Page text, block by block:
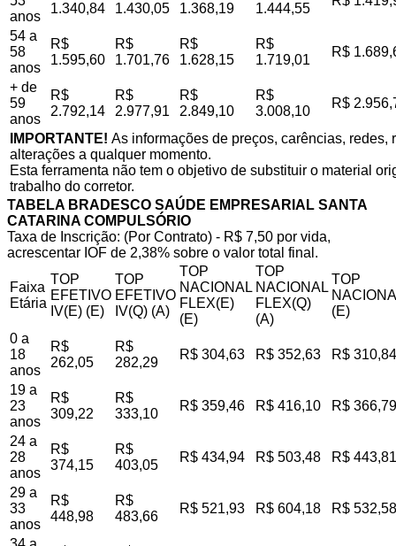
anos
1.340,84
1.430,05
1.368,19
1.444,55
54 a
58
anos
R$
1.595,60
R$
1.701,76
R$
1.628,15
R$
1.719,01
R$
+ de
59
anos
R$
2.792,14
R$
2.977,91
R$
2.849,10
R$
3.008,10
R$
IMPORTANTE! As informações de preços, carências,
alterações a qualquer momento.
Esta ferramenta não tem o objetivo de substituir o material
trabalho do corretor.
TABELA BRADESCO SAÚDE EMPRESARIAL SANTA
CATARINA COMPULSÓRIO
Taxa de Inscrição: (Por Contrato) - R$ 7,50 por vida,
acrescentar IOF de 2,38% sobre o valor total final.
Faixa
Etária
TOP
EFETIVO
IV(E) (E)
TOP
EFETIVO
IV(Q) (A)
TOP
NACIONAL
FLEX(E)
(E)
TOP
NACIONAL
FLEX(Q)
(A)
TOP
(E)
0 a
18
anos
R$
262,05
R$
282,29
R$ 304,63 R$ 352,63 R$ 310,84
19 a
23
anos
R$
309,22
R$
333,10
R$ 359,46 R$ 416,10 R$ 366,79
24 a
28
anos
R$
374,15
R$
403,05
R$ 434,94 R$ 503,48 R$ 443,81
29 a
33
anos
R$
448,98
R$
483,66
R$ 521,93 R$ 604,18 R$ 532,58